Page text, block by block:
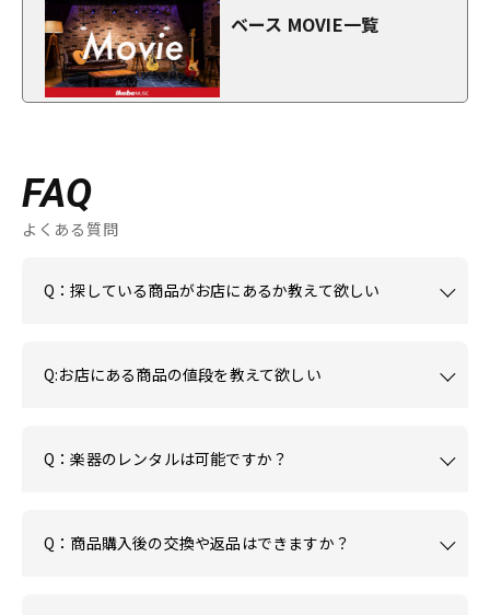
ベース MOVIE一覧
FAQ
よくある質問
Q：探している商品がお店にあるか教えて欲しい
Q:お店にある商品の値段を教えて欲しい
Q：楽器のレンタルは可能ですか？
Q：商品購入後の交換や返品はできますか？